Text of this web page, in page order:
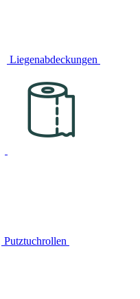
Liegenabdeckungen
Putztuchrollen